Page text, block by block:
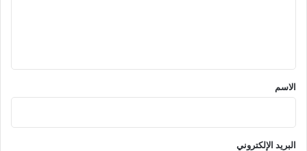
*
الاسم
البريد الإلكتروني